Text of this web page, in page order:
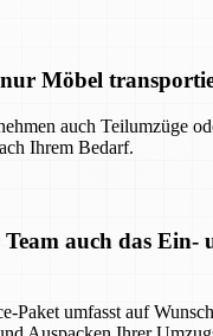
Möbel
auch Teilumzüge
Ihrem Bedarf.
auch das Ein-
Paket umfasst auf